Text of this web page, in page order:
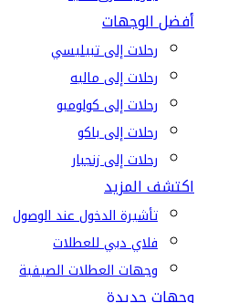
أفضل الوجهات
رحلات إلى تبيليسي
رحلات إلى ماليه
رحلات إلى كولومبو
رحلات إلى باكو
رحلات إلى زنجبار
اكتشف المزيد
تأشيرة الدخول عند الوصول
فلاي دبي للعطلات
وجهات العطلات الصيفية
وجهات جديدة